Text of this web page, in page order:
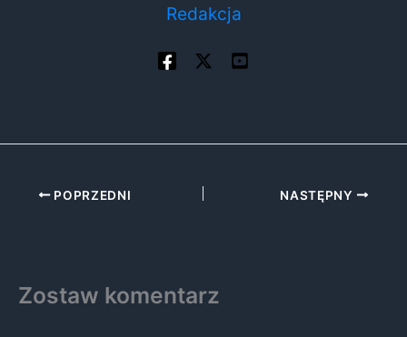
Redakcja
POPRZEDNI NASTĘPNY
Zostaw komentarz